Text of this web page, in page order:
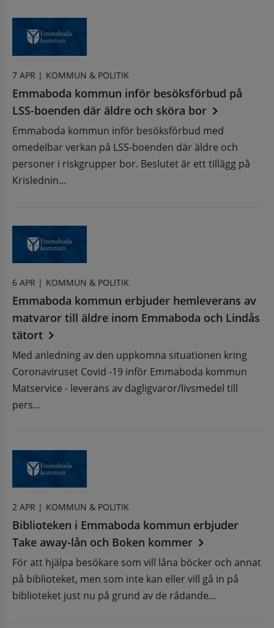
7 APR | KOMMUN & POLITIK
Emmaboda kommun inför besöksförbud på
LSS-boenden där äldre och sköra bor
Emmaboda kommun inför besöksförbud med
omedelbar verkan på LSS-boenden där äldre och
personer i riskgrupper bor. Beslutet är ett tillägg på
Krislednin...
6 APR | KOMMUN & POLITIK
Emmaboda kommun erbjuder hemleverans av
matvaror till äldre inom Emmaboda och Lindås
tätort
Med anledning av den uppkomna situationen kring
Coronaviruset Covid -19 inför Emmaboda kommun
Matservice - leverans av dagligvaror/livsmedel till
pers...
2 APR | KOMMUN & POLITIK
Biblioteken i Emmaboda kommun erbjuder
Take away-lån och Boken kommer
För att hjälpa besökare som vill låna böcker och annat
på biblioteket, men som inte kan eller vill gå in på
biblioteket just nu på grund av de rådande...